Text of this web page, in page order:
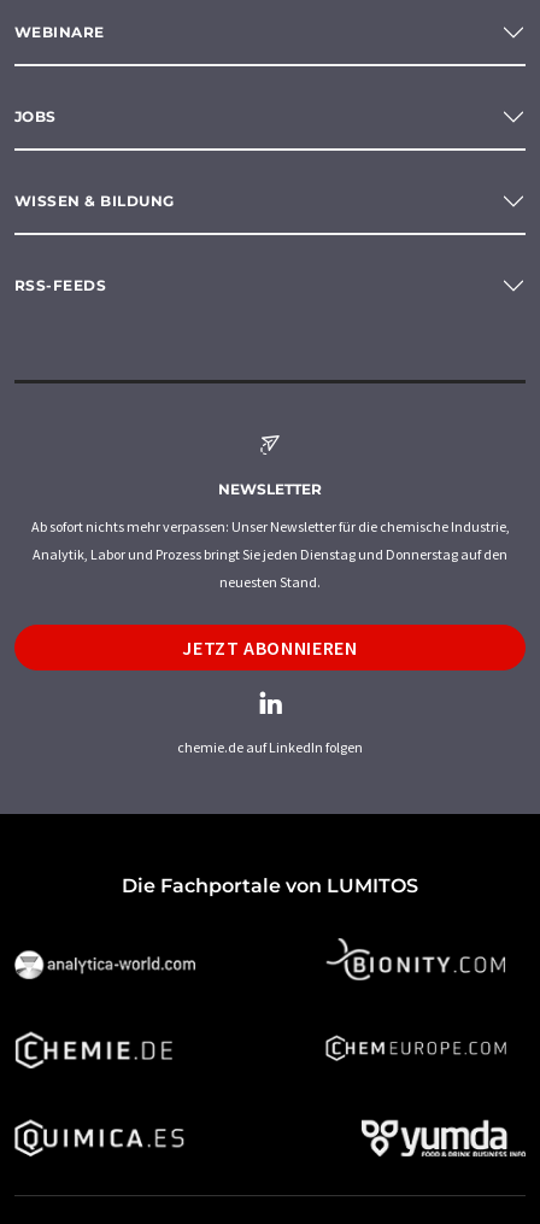
WEBINARE
JOBS
WISSEN & BILDUNG
RSS-FEEDS
NEWSLETTER
Ab sofort nichts mehr verpassen: Unser Newsletter für die chemische Industrie,
Analytik, Labor und Prozess bringt Sie jeden Dienstag und Donnerstag auf den
neuesten Stand.
JETZT ABONNIEREN
chemie.de auf LinkedIn folgen
Die Fachportale von LUMITOS